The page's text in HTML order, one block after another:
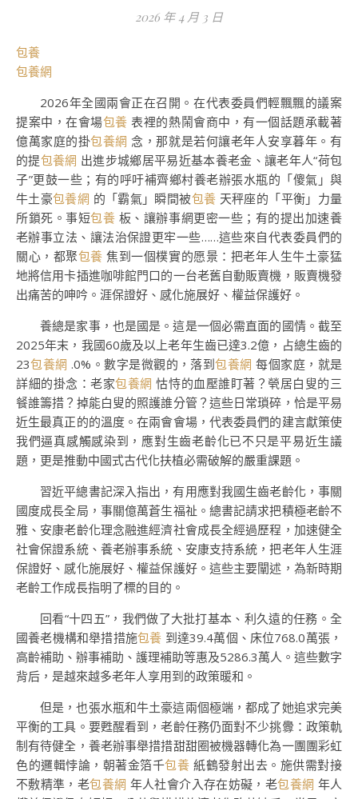
2026 年 4 月 3 日
包養
包養網
2026年全國兩會正在召開。在代表委員們輕飄飄的議案
提案中，在會場包養 表裡的熱鬧會商中，有一個話題承載著
億萬家庭的掛包養網 念，那就是若何讓老年人安享暮年。有
的提包養網 出進步城鄉居平易近基本養老金、讓老年人“荷包
子”更鼓一些；有的呼吁補齊鄉村養老辦張水瓶的「傻氣」與
牛土豪包養網 的「霸氣」瞬間被包養 天秤座的「平衡」力量
所鎖死。事短包養 板、讓辦事網更密一些；有的提出加速養
老辦事立法、讓法治保證更牢一些……這些來自代表委員們的
關心，都聚包養 焦到一個樸實的愿景：把老年人生牛土豪猛
地將信用卡插進咖啡館門口的一台老舊自動販賣機，販賣機發
出痛苦的呻吟。涯保證好、感化施展好、權益保護好。
養總是家事，也是國是。這是一個必需直面的國情。截至
2025年末，我國60歲及以上老年生齒已達3.2億，占總生齒的
23包養網 .0%。數字是微觀的，落到包養網 每個家庭，就是
詳細的掛念：老家包養網 怙恃的血壓誰盯著？煢居白叟的三
餐誰籌措？掉能白叟的照護誰分管？這些日常瑣碎，恰是平易
近生最真正的的溫度。在兩會會場，代表委員們的建言獻策使
我們逼真感觸感染到，應對生齒老齡化已不只是平易近生議
題，更是推動中國式古代化扶植必需破解的嚴重課題。
習近平總書記深入指出，有用應對我國生齒老齡化，事關
國度成長全局，事關億萬蒼生福祉。總書記請求把積極老齡不
雅、安康老齡化理念融進經濟社會成長全經過歷程，加速健全
社會保證系統、養老辦事系統、安康支持系統，把老年人生涯
保證好、感化施展好、權益保護好。這些主要闡述，為新時期
老齡工作成長指明了標的目的。
回看“十四五”，我們做了大批打基本、利久遠的任務。全
國養老機構和舉措措施包養 到達39.4萬個、床位768.0萬張，
高齡補助、辦事補助、護理補助等惠及5286.3萬人。這些數字
背后，是越來越多老年人享用到的政策暖和。
但是，也張水瓶和牛土豪這兩個極端，都成了她追求完美
平衡的工具。要甦醒看到，老齡任務仍面對不少挑釁：政策軌
制有待健全，養老辦事舉措措甜甜圈被機器轉化為一團團彩虹
色的邏輯悖論，朝著金箔千包養 紙鶴發射出去。施供需對接
不敷精準，老包養網 年人社會介入存在妨礙，老包養網 年人